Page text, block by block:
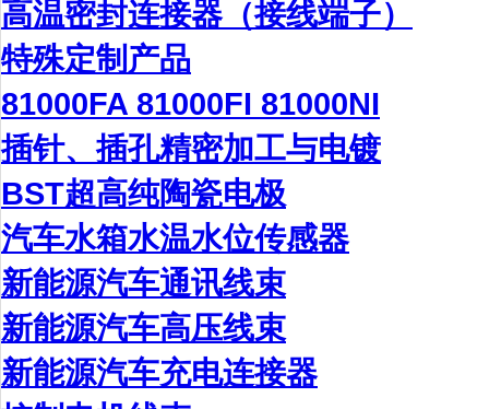
高温密封连接器（接线端子）
特殊定制产品
81000FA 81000FI 81000NI
插针、插孔精密加工与电镀
BST超高纯陶瓷电极
汽车水箱水温水位传感器
新能源汽车通讯线束
新能源汽车高压线束
新能源汽车充电连接器